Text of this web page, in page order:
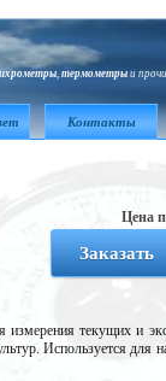
, термометры и
Контакты
Цена
измерения текущих и
Используется для